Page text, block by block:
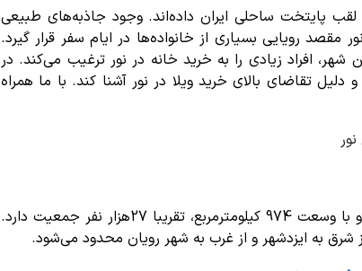
پایتخت ساحلی ایران داده‌اند. وجود جاذبه‌های طبیعی
رویایی بسیاری از خانواده‌ها در ایام سفر قرار گیرد.
افراد زیادی را به خرید خانه در نور ترغیب می‌کند. در
تقاضای بالای خرید ویلا در نور آشنا کند. با ما همراه
شهر نور در بخش مرکزی شهرستانی به همین نام واقع شده است و با وسعت 974 کیلومترمربع، تقریبا 27هزار نفر جمعیت دارد.
به ایزدشهر و از غرب به شهر رویان محدود می‌شود.